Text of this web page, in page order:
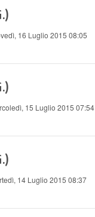
16 Luglio 2015 08:05
15 Luglio 2015 07:54
14 Luglio 2015 08:37